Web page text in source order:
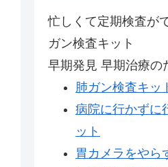
忙しくて定期検査が
ガン検査キット
早期発見 早期治療の
肺ガン検査キッ
病院に行かずに
ット
胃カメラをやら